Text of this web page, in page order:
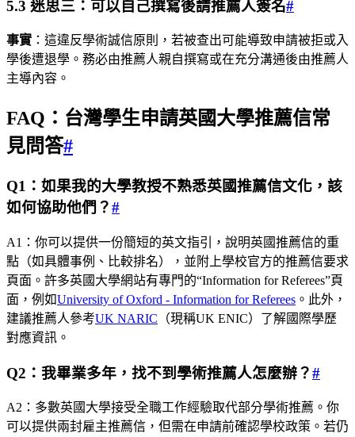
5.3 迷思三：可以自己撰寫後請推薦人簽名#
事實 ：這違反學術誠信原則，若被查出可能導致申請被拒或入
學後遭退學。務必由推薦人親自撰寫或在充分溝通後由推薦人
主導內容。
FAQ：台灣學生申請英國大學推薦信常
見問答#
Q1：如果我的大學教授不熟悉英國推薦信文化，該
如何協助他們？#
A1：你可以提供一份簡短的英文指引，說明英國推薦信的重
點（如具體事例、比較排名），並附上學校官方的推薦信要求
頁面。許多英國大學網站有專門的“Information for Referees”頁
面，例如University of Oxford - Information for Referees 。此外，
建議推薦人參考UK NARIC （現稱UK ENIC）了解國際學歷
對應資訊。
Q2：我畢業多年，找不到學術推薦人怎麼辦？#
A2：多數英國大學接受全職工作經驗取代部分學術推薦。你
可以提供兩封雇主推薦信，但需在申請前確認學校政策。若仍